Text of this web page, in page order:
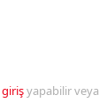
girişyapabilir veya